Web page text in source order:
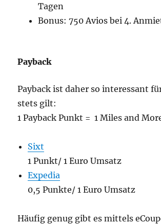
Tagen
Bonus: 750 Avios bei 4.
Payback
Payback ist daher so interessant
stets gilt:
1 Payback Punkt = 1 Miles and
Sixt
1 Punkt/ 1 Euro Umsatz
Expedia
0,5 Punkte/ 1 Euro Umsatz
Häufig genug gibt es mittels